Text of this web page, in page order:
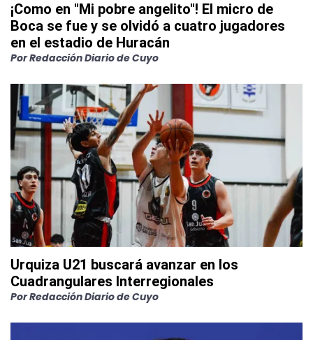
¡Como en "Mi pobre angelito"! El micro de
Boca se fue y se olvidó a cuatro jugadores
en el estadio de Huracán
PorRedacción Diario de Cuyo
Urquiza U21 buscará avanzar en los
Cuadrangulares Interregionales
PorRedacción Diario de Cuyo